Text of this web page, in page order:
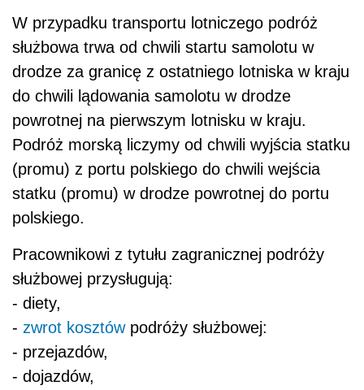
W przypadku transportu lotniczego podróż
służbowa trwa od chwili startu samolotu w
drodze za granicę z ostatniego lotniska w kraju
do chwili lądowania samolotu w drodze
powrotnej na pierwszym lotnisku w kraju.
Podróż morską liczymy od chwili wyjścia statku
(promu) z portu polskiego do chwili wejścia
statku (promu) w drodze powrotnej do portu
polskiego.
Pracownikowi z tytułu zagranicznej podróży
służbowej przysługują:
- diety,
- zwrot kosztówpodróży służbowej:
- przejazdów,
- dojazdów,